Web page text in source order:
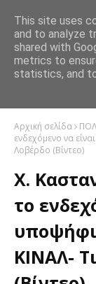
Αρχική σελίδα
ενδεχόμενο να
Λοβέρδο (Βίντεο)
Χ.
το
ΚΙΝΑΛ-
This site uses
and to analyze
shared with
metrics to
statistics, and